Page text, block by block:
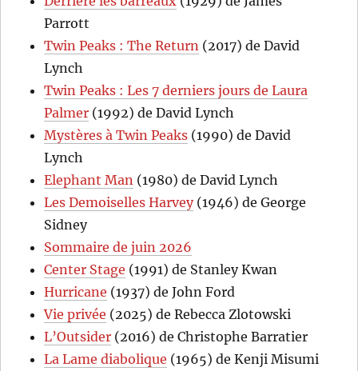
Parrott
Twin Peaks : The Return (2017) de David
Lynch
Twin Peaks : Les 7 derniers jours de Laura
Palmer (1992) de David Lynch
Mystères à Twin Peaks (1990) de David
Lynch
Elephant Man (1980) de David Lynch
Les Demoiselles Harvey(1946) de George
Sidney
Sommaire de juin 2026
Center Stage (1991) de Stanley Kwan
Hurricane (1937) de John Ford
Vie privée (2025) de Rebecca Zlotowski
L’Outsider (2016) de Christophe Barratier
La Lame diabolique (1965) de Kenji Misumi